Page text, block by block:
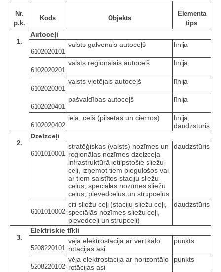
Nr.
p.k.
Kods Objekts
Elementa
tips
1.
Autoceļi
6102020101
valsts galvenais autoceļš līnija
6102020201
valsts reģionālais autoceļš līnija
6102020301
valsts vietējais autoceļš līnija
6102020401
pašvaldības autoceļš līnija
6102020402
iela, ceļš (pilsētās un ciemos)
līnija,
daudzstūris
2.
Dzelzceļi
6101010001
stratēģiskas (valsts) nozīmes un
reģionālas nozīmes dzelzceļa
infrastruktūrā ietilpstošie sliežu
ceļi, izņemot tiem piegulošos vai
ar tiem saistītos staciju sliežu
ceļus, speciālās nozīmes sliežu
ceļus, pievedceļus un strupceļus
daudzstūris
6101010002
citi sliežu ceļi (staciju sliežu ceļi,
speciālās nozīmes sliežu ceļi,
pievedceļi un strupceļi)
daudzstūris
3.
Elektriskie tīkli
5208220101
vēja elektrostacija ar vertikālo
rotācijas asi
punkts
5208220102
vēja elektrostacija ar horizontālo
rotācijas asi
punkts